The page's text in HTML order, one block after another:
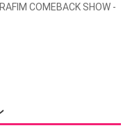
COMEBACK SHOW -